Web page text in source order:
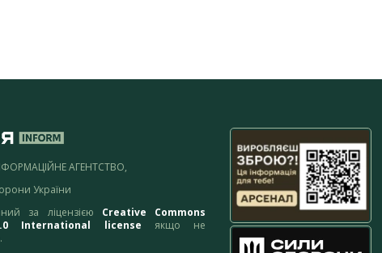
АГЕНТСТВО,
України
за ліцензією Creative Commons
International license якщо не